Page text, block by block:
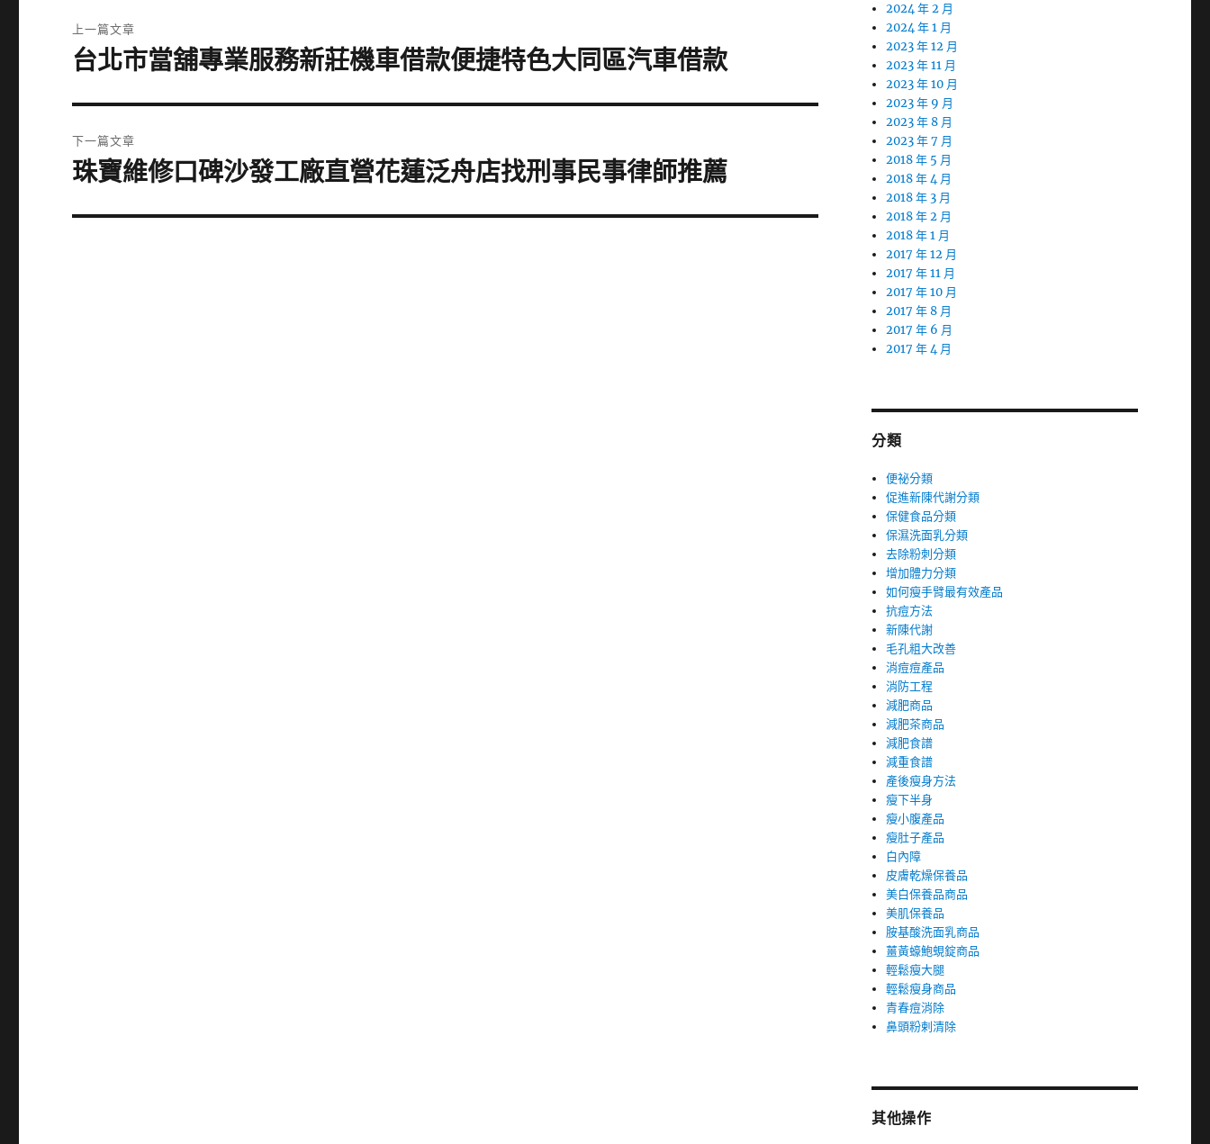
章
上一篇文章
上
篇
文
章:
台北市當舖專業服務新莊機車借款便捷特色大同區汽車借款
下一篇文章
下
篇
珠寶維修口碑沙發工廠直營花蓮泛舟店找刑事民事律師推薦
2024 年 2 月
2024 年 1 月
2023 年 12 月
2023 年 11 月
2023 年 10 月
2023 年 9 月
2023 年 8 月
2023 年 7 月
2018 年 5 月
2018 年 4 月
2018 年 3 月
2018 年 2 月
2018 年 1 月
2017 年 12 月
2017 年 11 月
2017 年 10 月
2017 年 8 月
2017 年 6 月
2017 年 4 月
分類
便祕分類
促進新陳代謝分類
保健食品分類
保濕洗面乳分類
去除粉刺分類
增加體力分類
如何瘦手臂最有效產品
抗痘方法
新陳代謝
毛孔粗大改善
消痘痘產品
消防工程
減肥商品
減肥茶商品
減肥食譜
減重食譜
產後瘦身方法
瘦下半身
瘦小腹產品
瘦肚子產品
白內障
皮膚乾燥保養品
美白保養品商品
美肌保養品
胺基酸洗面乳商品
薑黃蠔鮑蜆錠商品
輕鬆瘦大腿
輕鬆瘦身商品
青春痘消除
鼻頭粉剌清除
其他操作